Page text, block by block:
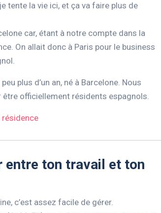
tente la vie ici, et ça va faire plus de
car, étant à notre compte dans la
On allait donc à Paris pour le business
plus d’un an, né à Barcelone. Nous
officiellement résidents espagnols.
résidence
entre ton travail et ton
c’est assez facile de gérer.